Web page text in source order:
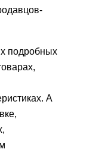
подробных
А